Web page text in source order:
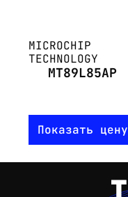
MICROCHIP
TECHNOLOGY
MT89L85AP
Показать цену